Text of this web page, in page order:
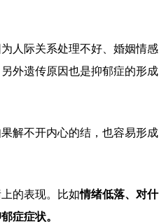
人际关系处理不好、婚姻情感
外遗传原因也是抑郁症的形成
解不开内心的结，也容易形成
的表现。比如情绪低落、对什
症症状。